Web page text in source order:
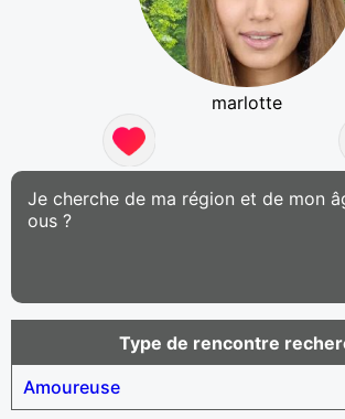
marlotte
Je cherche de ma région et de mon
ous ?
Type de rencontre
Amoureuse